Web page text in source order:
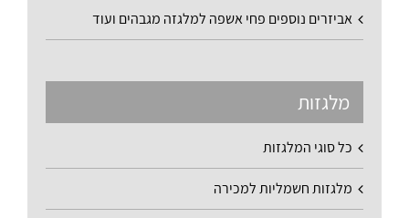
אביזרים נוספים פחי אשפה למלגזה מגבהים ועוד
מלגזות
כל סוגי המלגזות
מלגזות חשמליות למכירה